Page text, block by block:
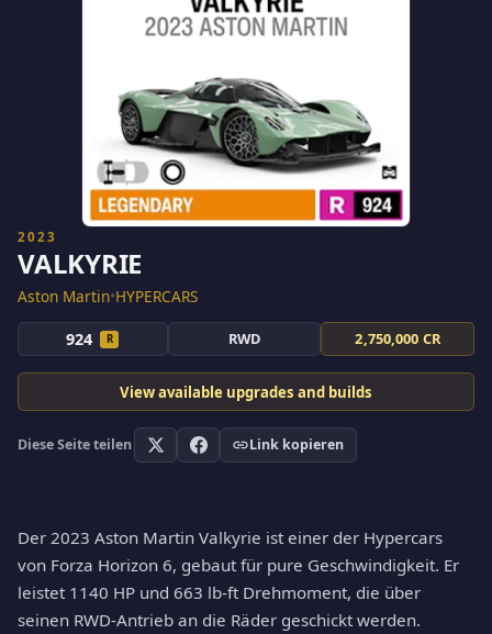
2023
VALKYRIE
Aston Martin•HYPERCARS
924 R RWD 2,750,000 CR
View available upgrades and builds
Diese Seite teilen Link kopieren
Der 2023 Aston Martin Valkyrie ist einer der Hypercars
von Forza Horizon 6, gebaut für pure Geschwindigkeit. Er
leistet 1140 HP und 663 lb-ft Drehmoment, die über
seinen RWD-Antrieb an die Räder geschickt werden.